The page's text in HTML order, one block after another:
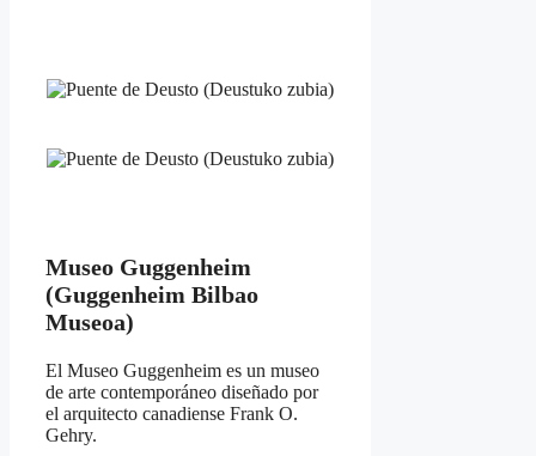
Museo Guggenheim
(Guggenheim Bilbao
Museoa)
El Museo Guggenheim es un museo
de arte contemporáneo diseñado por
el arquitecto canadiense Frank O.
Gehry.